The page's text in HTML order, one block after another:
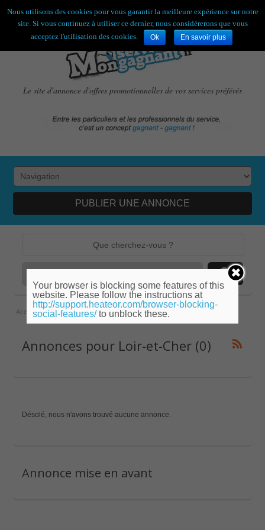
Bienvenue,visiteur ![S'enregistrer|Connexion]
Le site d'annonce d'offres promotionnelles de vos services préférés
PUBLIER UNE ANNONCE
Accueil » Centre » Loir-et-Cher
Annonces pour Loir-et-Cher (0)
Désolé, nous n'avons trouvé aucune annonce.
Annonce mise en avant
Nous utilisons des cookies pour vous garantir la meilleure expérience sur notre
site. Si vous continuez à utiliser ce dernier, nous considérerons que vous
acceptez l'utilisation des cookies.
Ok En savoir plus
Your browser is blocking some features of this
website. Please follow the instructions at
http://support.heateor.com/browser-blocking-
social-features/to unblock these.